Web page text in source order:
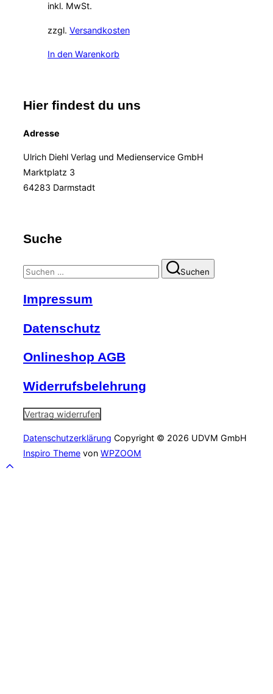
inkl. MwSt.
zzgl. Versandkosten
In den Warenkorb
Hier findest du uns
Adresse
Ulrich Diehl Verlag und Medienservice GmbH
Marktplatz 3
64283 Darmstadt
Suche
Suchen
nach:
Suchen
Impressum
Datenschutz
Onlineshop AGB
Widerrufsbelehrung
Vertrag widerrufen
Datenschutzerklärung Copyright © 2026 UDVM GmbH
Inspiro Theme von WPZOOM